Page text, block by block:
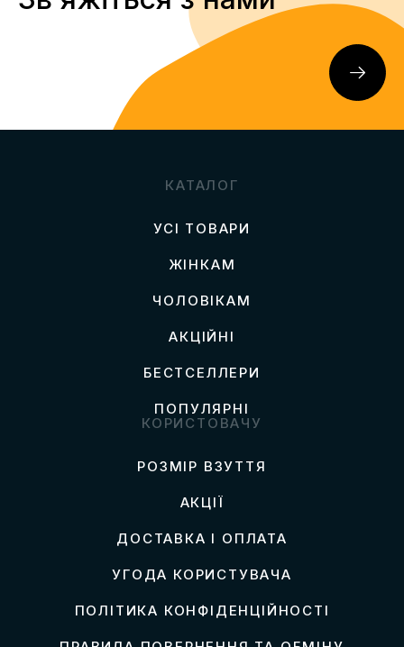
КАТАЛОГ
УСІ ТОВАРИ
ЖІНКАМ
ЧОЛОВІКАМ
АКЦІЙНІ
БЕСТСЕЛЛЕРИ
ПОПУЛЯРНІ
КОРИСТОВАЧУ
РОЗМІР ВЗУТТЯ
АКЦІЇ
ДОСТАВКА І ОПЛАТА
УГОДА КОРИСТУВАЧА
ПОЛІТИКА КОНФІДЕНЦІЙНОСТІ